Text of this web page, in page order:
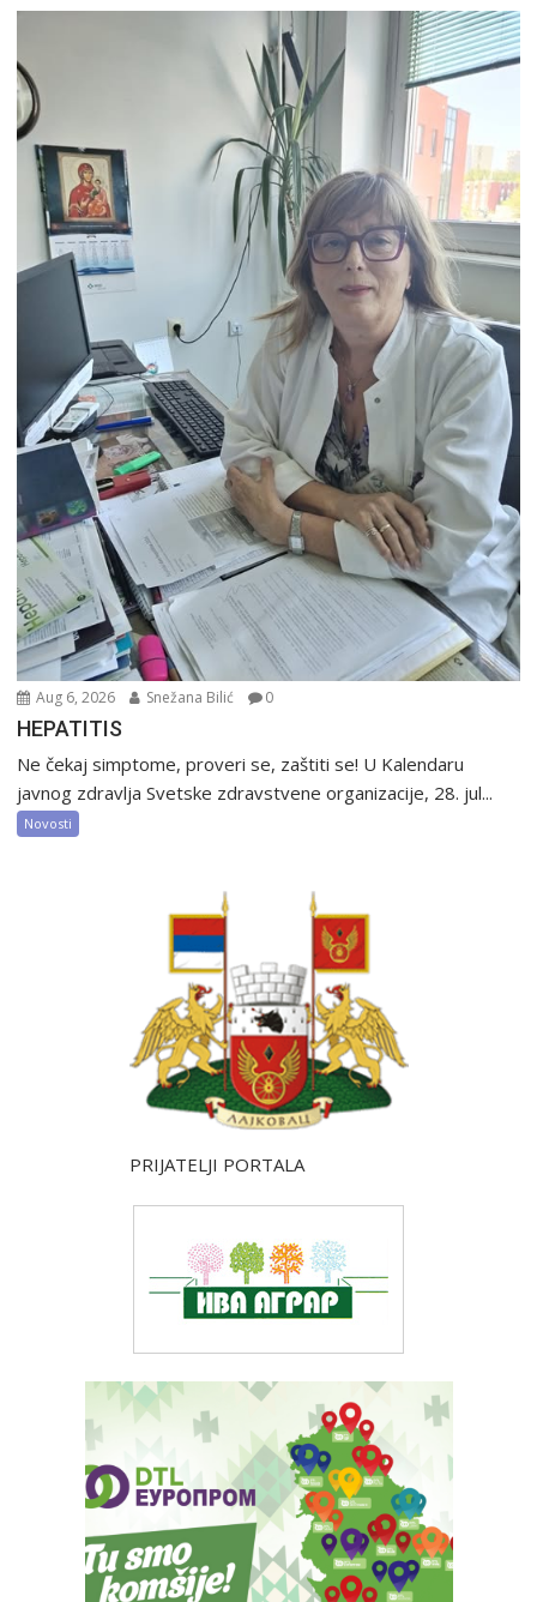
Aug 6, 2026 Snežana Bilić 0
HEPATITIS
Ne čekaj simptome, proveri se, zaštiti se! U Kalendaru
javnog zdravlja Svetske zdravstvene organizacije, 28. jul...
Novosti
PRIJATELJI PORTALA